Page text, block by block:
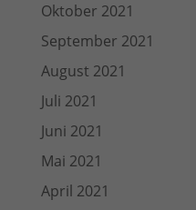
Oktober 2021
September 2021
August 2021
Juli 2021
Juni 2021
Mai 2021
April 2021